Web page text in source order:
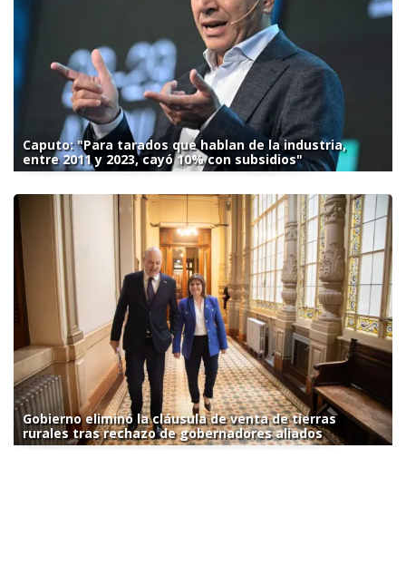
Caputo: "Para tarados que hablan de la industria,
entre 2011 y 2023, cayó 10% con subsidios"
Gobierno eliminó la cláusula de venta de tierras
rurales tras rechazo de gobernadores aliados